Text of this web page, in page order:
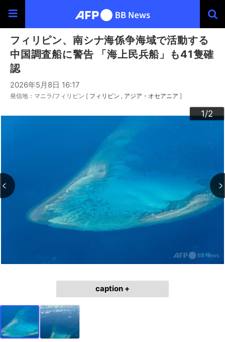
フィリピン、南シナ海係争海域で活動する
中国調査船に警告 「海上民兵船」も41隻確
認
2026年5月8日 16:17
発信地：マニラ/フィリピン [ フィリピン アジア・オセアニア ]
1/2
2/2
caption +